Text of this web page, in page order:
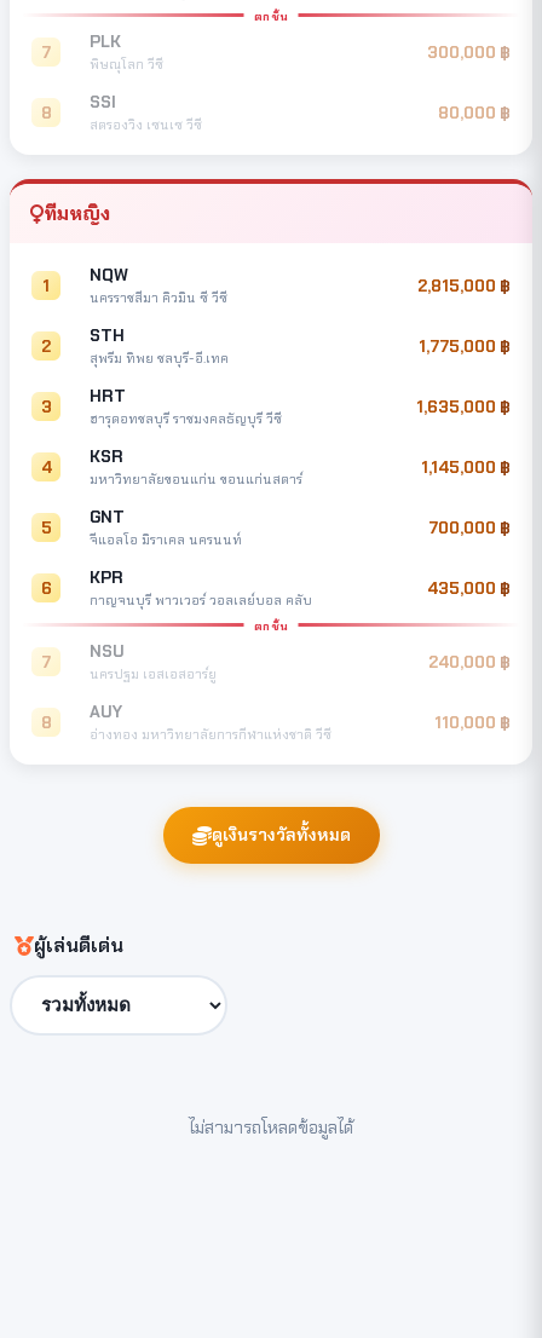
ตกชั้น
7 PLK
พิษณุโลก วีซี
300,000
8 SSI
สตรองวิง เซนเซ วีซี
80,000
ทีมหญิง
1 NQW
นครราชสีมา คิวมิน ซี วีซี
2,815,000
2 STH
สุพรีม ทิพย ชลบุรี-อี.เทค
1,775,000
3 HRT
ฮารุดอทชลบุรี ราชมงคลธัญบุรี วีซี
1,635,000
4 KSR
มหาวิทยาลัยขอนแก่น ขอนแก่นสตาร์
1,145,000
5 GNT
จีแอลโอ มิราเคล นครนนท์
700,000
6 KPR
กาญจนบุรี พาวเวอร์ วอลเลย์บอล คลับ
435,000
ตกชั้น
7 NSU
นครปฐม เอสเอสอาร์ยู
240,000
8 AUY
อ่างทอง มหาวิทยาลัยการกีฬาแห่งชาติ วีซี
110,000
ดูเงินรางวัลทั้งหมด
ผู้เล่นดีเด่น
ไม่สามารถโหลดข้อมูลได้